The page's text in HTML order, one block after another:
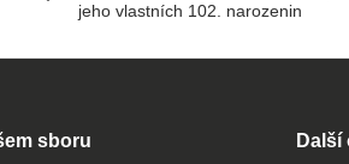
jeho vlastních 102. narozenin
sboru Další